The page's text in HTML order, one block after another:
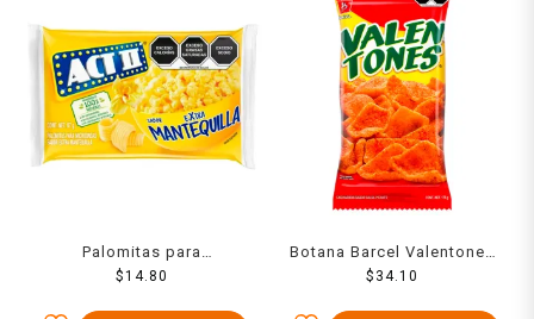
Palomitas para
microondas ACT II extra
$14.80
Botana Barcel Valentones
175 g
$ 34.10